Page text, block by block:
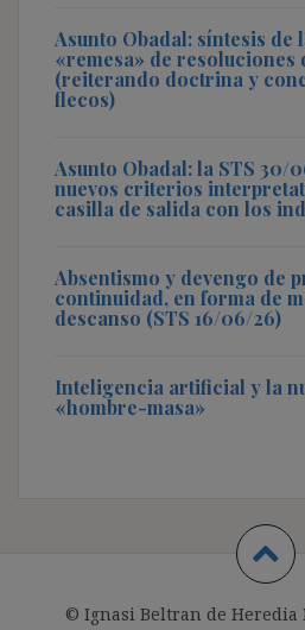
Asunto Obadal: síntesis de
«remesa» de resoluciones
(reiterando doctrina y
flecos)
Asunto Obadal: la STS 30/
nuevos criterios
casilla de salida con los
Absentismo y devengo de
continuidad, en forma de
descanso (STS 16/06/26)
Inteligencia artificial y la
«hombre-masa»
© Ignasi Beltran de Heredia